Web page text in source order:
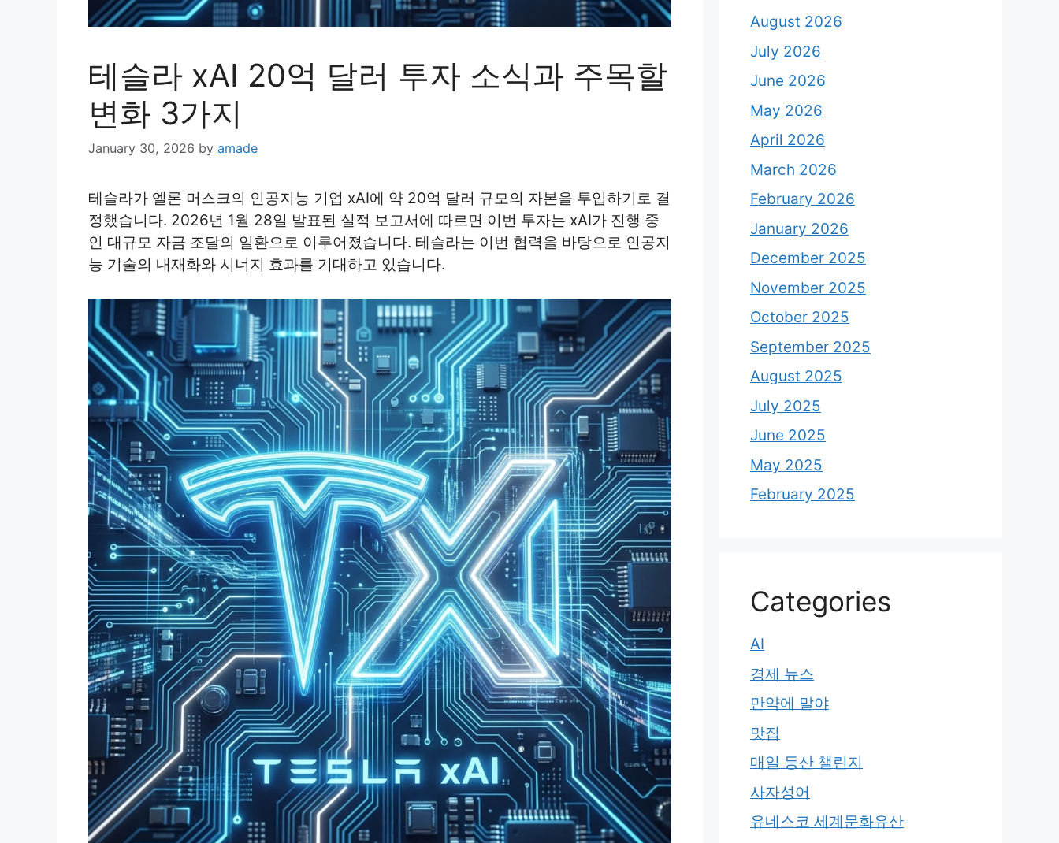
테슬라 xAI 20억 달러 투자 소식과 주목할
변화 3가지
January 30, 2026 by amade
테슬라가 엘론 머스크의 인공지능 기업 xAI에 약 20억 달러 규모의 자본을 투입하기로 결
정했습니다. 2026년 1월 28일 발표된 실적 보고서에 따르면 이번 투자는 xAI가 진행 중
인 대규모 자금 조달의 일환으로 이루어졌습니다. 테슬라는 이번 협력을 바탕으로 인공지
능 기술의 내재화와 시너지 효과를 기대하고 있습니다.
August 2026
July 2026
June 2026
May 2026
April 2026
March 2026
February 2026
January 2026
December 2025
November 2025
October 2025
September 2025
August 2025
July 2025
June 2025
May 2025
February 2025
Categories
AI
경제 뉴스
만약에 말야
맛집
매일 등산 챌린지
사자성어
유네스코 세계문화유산